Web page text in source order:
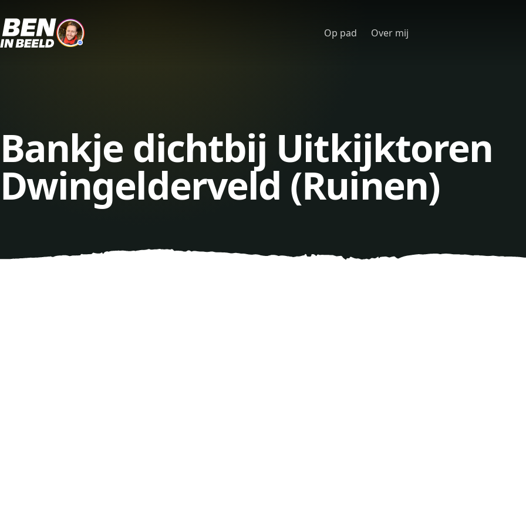
Op pad Over mij
Bankje dichtbij Uitkijktoren
Dwingelderveld (Ruinen)